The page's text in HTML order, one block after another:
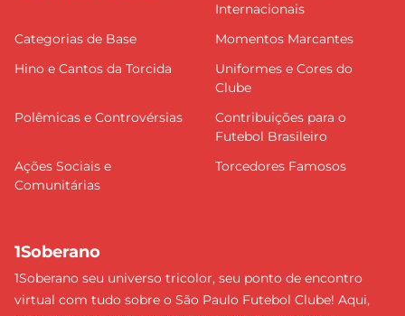
Internacionais
Categorias de Base
Momentos Marcantes
Hino e Cantos da Torcida
Uniformes e Cores do
Clube
Polêmicas e Controvérsias
Contribuições para o
Futebol Brasileiro
Ações Sociais e
Comunitárias
Torcedores Famosos
1Soberano
1Soberano seu universo tricolor, seu ponto de encontro
virtual com tudo sobre o São Paulo Futebol Clube! Aqui,